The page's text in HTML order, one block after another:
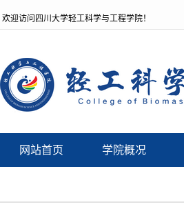
欢迎访问四川大学轻工科学与工程学院！
网站首页 学院概况